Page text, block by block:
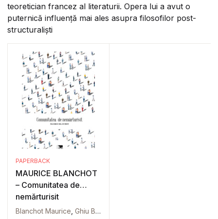
teoretician francez al literaturii. Opera lui a avut o
puternică influență mai ales asupra filosofilor post-
structuraliști
PAPERBACK
MAURICE BLANCHOT
– Comunitatea de
nemărturisit
Blanchot Maurice Ghiu Bogdan